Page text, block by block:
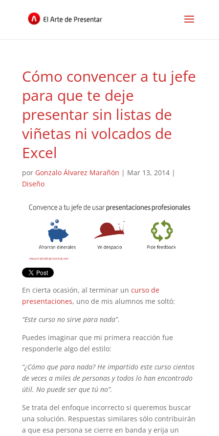
Cómo convencer a tu jefe
para que te deje
presentar sin listas de
viñetas ni volcados de
Excel
por Gonzalo Álvarez Marañón | Mar 13, 2014|
Diseño
En cierta ocasión, al terminar un curso de
presentaciones, uno de mis alumnos me soltó:
“Este curso no sirve para nada”.
Puedes imaginar que mi primera reacción fue
responderle algo del estilo:
“¿Cómo que para nada? He impartido este curso cientos
de veces a miles de personas y todos lo han encontrado
útil. No puede ser que tú no”.
Se trata del enfoque incorrecto si queremos buscar
una solución. Respuestas similares sólo contribuirán
a que esa persona se cierre en banda y erija un